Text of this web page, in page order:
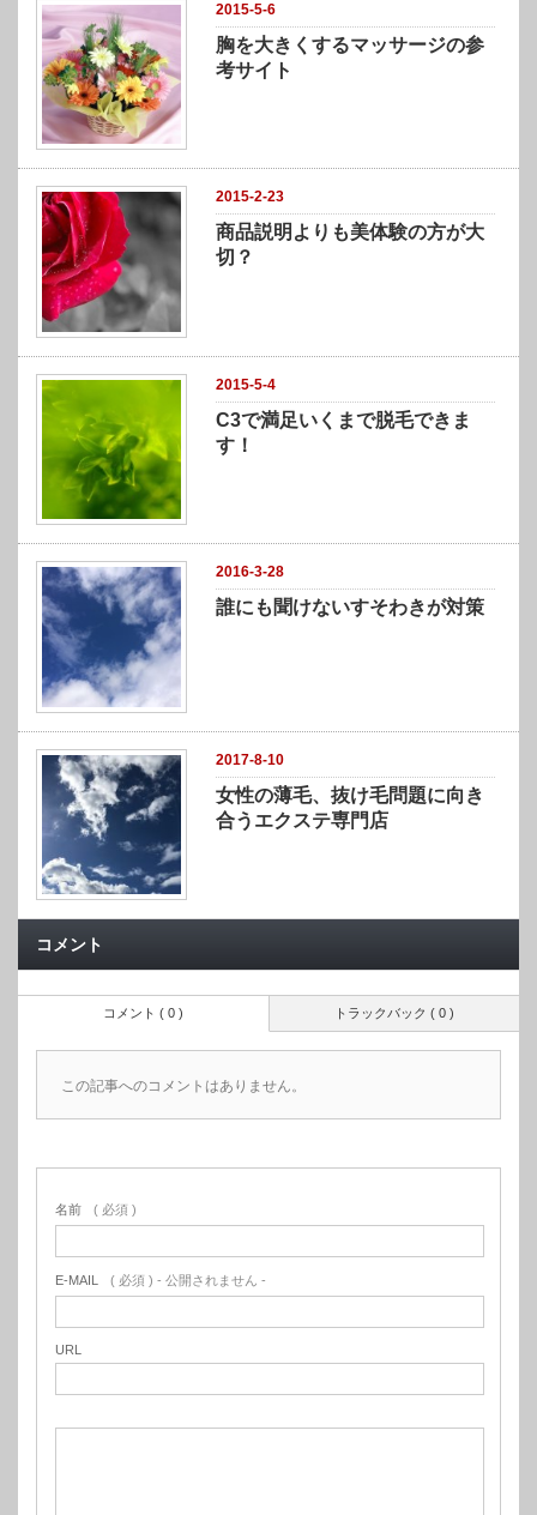
2015-5-6
胸を大きくするマッサージの参
考サイト
2015-2-23
商品説明よりも美体験の方が大
切？
2015-5-4
C3で満足いくまで脱毛できま
す！
2016-3-28
誰にも聞けないすそわきが対策
2017-8-10
女性の薄毛、抜け毛問題に向き
合うエクステ専門店
コメント
トラックバック ( 0 )
コメント ( 0 )
この記事へのコメントはありません。
名前 ( 必須 )
E-MAIL ( 必須 ) - 公開されません -
URL